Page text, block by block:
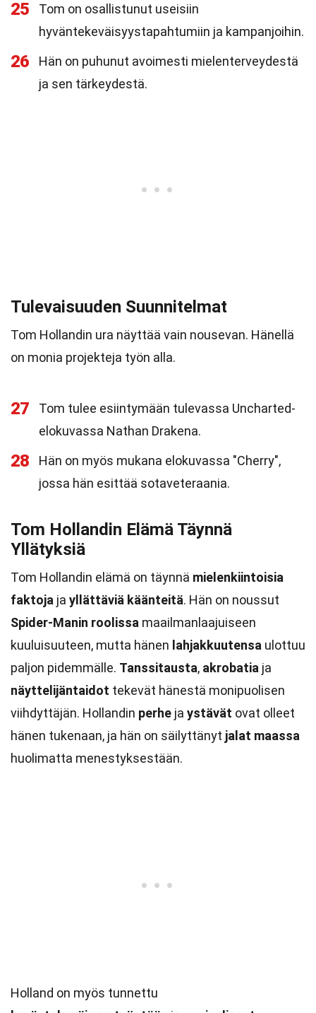
25
Tom on osallistunut useisiin
hyväntekeväisyystapahtumiin ja kampanjoihin.
26
Hän on puhunut avoimesti mielenterveydestä
ja sen tärkeydestä.
Tulevaisuuden Suunnitelmat
Tom Hollandin ura näyttää vain nousevan. Hänellä
on monia projekteja työn alla.
27
Tom tulee esiintymään tulevassa Uncharted-
elokuvassa Nathan Drakena.
28
Hän on myös mukana elokuvassa "Cherry",
jossa hän esittää sotaveteraania.
Tom Hollandin Elämä Täynnä
Yllätyksiä
Tom Hollandin elämä on täynnä mielenkiintoisia
faktoja ja yllättäviä käänteitä. Hän on noussut
Spider-Manin roolissa maailmanlaajuiseen
kuuluisuuteen, mutta hänen lahjakkuutensa ulottuu
paljon pidemmälle. Tanssitausta, akrobatia ja
näyttelijäntaidot tekevät hänestä monipuolisen
viihdyttäjän. Hollandin perhe ja ystävät ovat olleet
hänen tukenaan, ja hän on säilyttänyt jalat maassa
huolimatta menestyksestään.
Holland on myös tunnettu